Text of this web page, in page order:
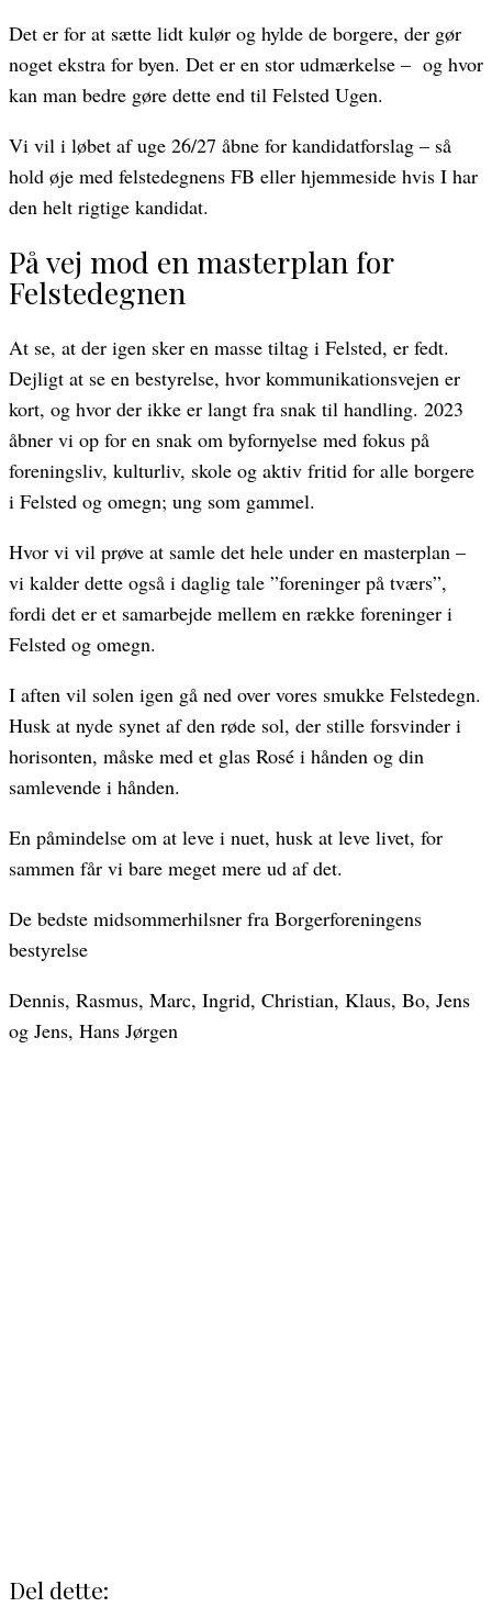
Det er for at sætte lidt kulør og hylde de borgere, der gør
noget ekstra for byen. Det er en stor udmærkelse – og hvor
kan man bedre gøre dette end til Felsted Ugen.
Vi vil i løbet af uge 26/27 åbne for kandidatforslag – så
hold øje med felstedegnens FB eller hjemmeside hvis I har
den helt rigtige kandidat.
På vej mod en masterplan for
Felstedegnen
At se, at der igen sker en masse tiltag i Felsted, er fedt.
Dejligt at se en bestyrelse, hvor kommunikationsvejen er
kort, og hvor der ikke er langt fra snak til handling. 2023
åbner vi op for en snak om byfornyelse med fokus på
foreningsliv, kulturliv, skole og aktiv fritid for alle borgere
i Felsted og omegn; ung som gammel.
Hvor vi vil prøve at samle det hele under en masterplan –
vi kalder dette også i daglig tale ”foreninger på tværs”,
fordi det er et samarbejde mellem en række foreninger i
Felsted og omegn.
I aften vil solen igen gå ned over vores smukke Felstedegn.
Husk at nyde synet af den røde sol, der stille forsvinder i
horisonten, måske med et glas Rosé i hånden og din
samlevende i hånden.
En påmindelse om at leve i nuet, husk at leve livet, for
sammen får vi bare meget mere ud af det.
De bedste midsommerhilsner fra Borgerforeningens
bestyrelse
Dennis, Rasmus, Marc, Ingrid, Christian, Klaus, Bo, Jens
og Jens, Hans Jørgen
Del dette: